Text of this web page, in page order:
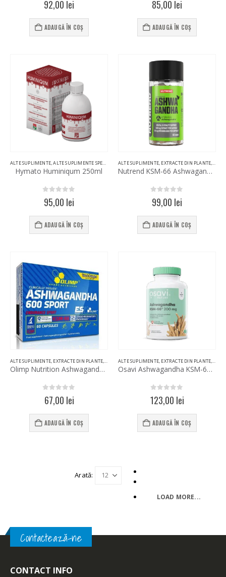
92,00 lei
ADAUGĂ ÎN COȘ
85,00 lei
ADAUGĂ ÎN COȘ
ALTE SUPLIMENTE,ALTE SUPLIMENTE SPECIALE ENZIME DIGESTIVE,EXTRACTE DIN PLANTE
Hymato Huminiqum 250ml
0out of 5
95,00 lei
ADAUGĂ ÎN COȘ
ALTE SUPLIMENTE, EXTRACTE DIN PLANTE,
Nutrend KSM-66 Ashwagandha 60 Caps
0out of 5
99,00 lei
ADAUGĂ ÎN COȘ
ALTE SUPLIMENTE, EXTRACTE DIN PLANTE,STIMULENTE,STIMULENTE HORMONALE
Olimp Nutrition Ashwagandha 600 Sport 60 Capsules
0out of 5
67,00 lei
ADAUGĂ ÎN COȘ
ALTE SUPLIMENTE, EXTRACTE DIN PLANTE,
Osavi Ashwagandha KSM-66 200mg 180 Vegan Capsules
0 out of 5
123,00 lei
ADAUGĂ ÎN COȘ
Arată:
LOAD MORE...
Contactează-ne
CONTACT INFO